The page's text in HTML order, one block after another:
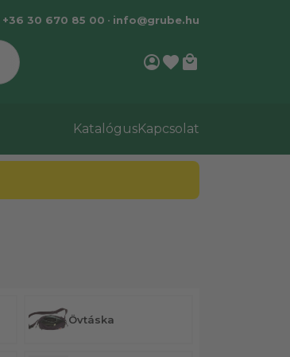
+36 30 670 85 00 • info@grube.hu
account_circlefavorite local_mall
KatalógusKapcsolat
Övtáska